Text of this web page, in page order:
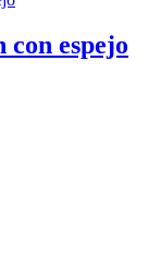
espejo